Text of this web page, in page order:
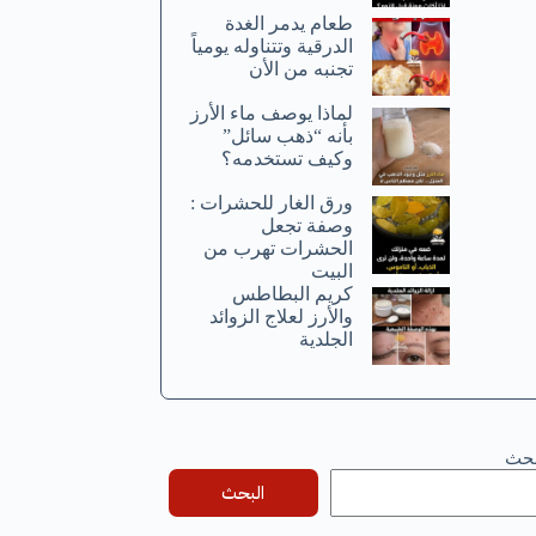
طعام يدمر الغدة
الدرقية وتتناوله يومياً
تجنبه من الأن
لماذا يوصف ماء الأرز
بأنه “ذهب سائل”
وكيف تستخدمه؟
ورق الغار للحشرات :
وصفة تجعل
الحشرات تهرب من
البيت
كريم البطاطس
والأرز لعلاج الزوائد
الجلدية
البحث